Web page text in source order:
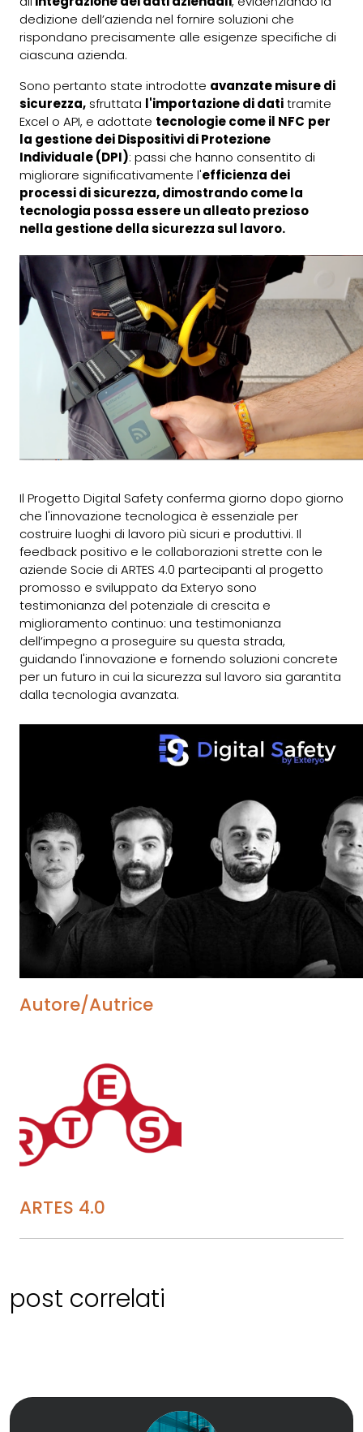
dedizione dell’azienda nel fornire soluzioni che
rispondano precisamente alle esigenze specifiche di
ciascuna azienda.
Sono pertanto state introdotte avanzate misure di
sicurezza, sfruttata l'importazione di datitramite
Excel o API, e adottate tecnologie come il NFC per
la gestione dei Dispositivi di Protezione
Individuale (DPI): passi che hanno consentito di
migliorare significativamente l'efficienza dei
processi di sicurezza, dimostrando come la
tecnologia possa essere un alleato prezioso
nella gestione della sicurezza sul lavoro.
Il Progetto Digital Safety conferma giorno dopo giorno
che l'innovazione tecnologica è essenziale per
costruire luoghi di lavoro più sicuri e produttivi. Il
feedback positivo e le collaborazioni strette con le
aziende Socie di ARTES 4.0 partecipanti al progetto
promosso e sviluppato da Exteryo sono
testimonianza del potenziale di crescita e
miglioramento continuo: una testimonianza
dell’impegno a proseguire su questa strada,
guidando l'innovazione e fornendo soluzioni concrete
per un futuro in cui la sicurezza sul lavoro sia garantita
dalla tecnologia avanzata.
Autore/Autrice
ARTES 4.0
post correlati